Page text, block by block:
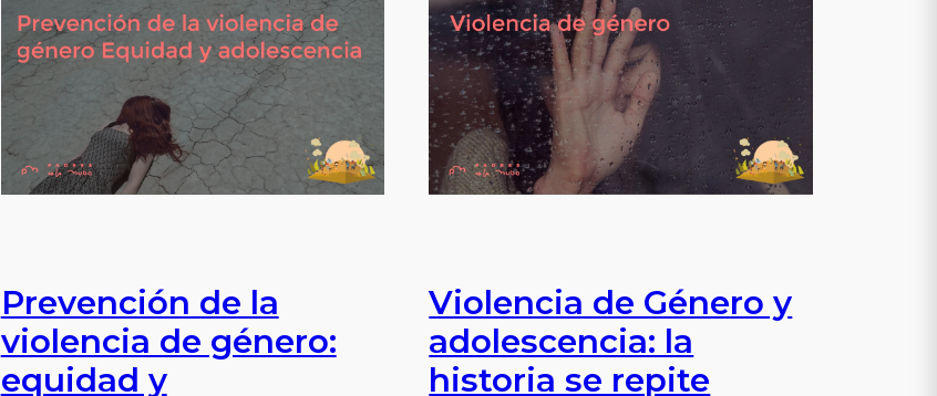
Prevención de la
violencia de género:
equidad y
Violencia de Género y
adolescencia: la
historia se repite